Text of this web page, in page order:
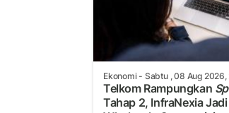
Ekonomi- Sabtu , 08 Aug 2026,
Telkom Rampungkan
Tahap 2, InfraNexia